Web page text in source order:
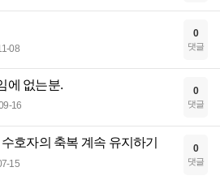
08
0
댓글
에 없는분.
16
0
댓글
호자의 축복 계속 유지하기
15
0
댓글